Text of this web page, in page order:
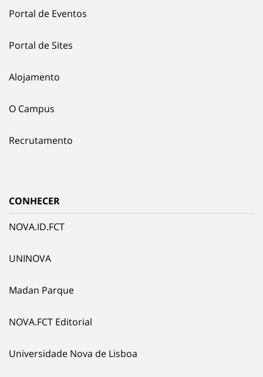
Portal de Eventos
Portal de Sites
Alojamento
O Campus
Recrutamento
CONHECER
NOVA.ID.FCT
UNINOVA
Madan Parque
NOVA.FCT Editorial
Universidade Nova de Lisboa